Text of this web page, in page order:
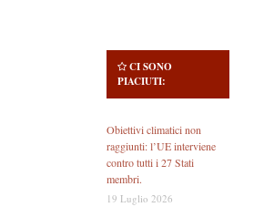
CI SONO
PIACIUTI:
Obiettivi climatici non
raggiunti: l’UE interviene
contro tutti i 27 Stati
membri.
19 Luglio 2026